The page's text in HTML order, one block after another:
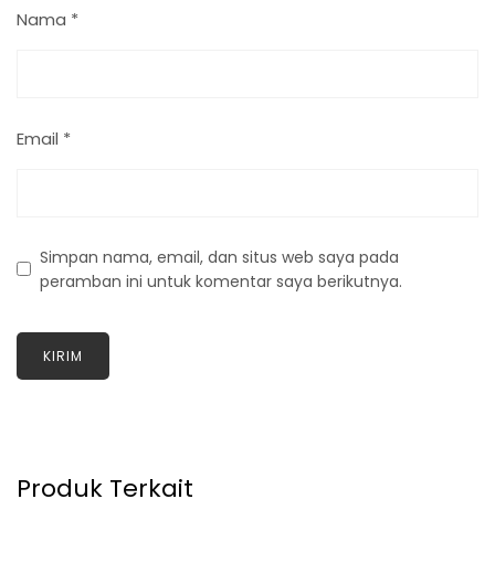
Nama *
Email *
Simpan nama, email, dan situs web saya pada
peramban ini untuk komentar saya berikutnya.
Produk Terkait